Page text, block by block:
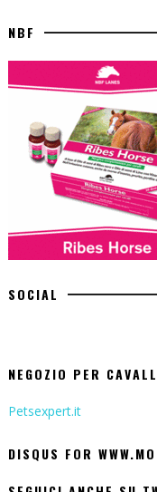
NBF
SOCIAL
NEGOZIO PER
Petsexpert.it
DISQUS FOR